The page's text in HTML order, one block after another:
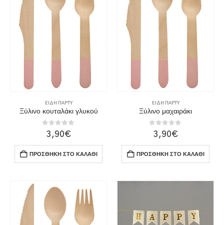
ΕΊΔΗ ΠΆΡΤΥ
Ξύλινο κουταλάκι γλυκού
0out of 5
3,90€
ΠΡΟΣΘΉΚΗ ΣΤΟ ΚΑΛΆΘΙ
ΕΊΔΗ ΠΆΡΤΥ
Ξύλινο μαχαιράκι
0out of 5
3,90€
ΠΡΟΣΘΉΚΗ ΣΤΟ ΚΑΛΆΘΙ